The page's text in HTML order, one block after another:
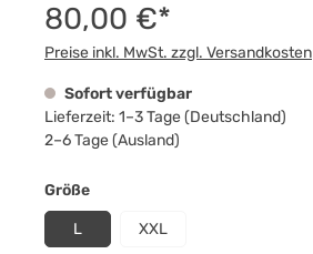
80,00 €*
Preise inkl. MwSt. zzgl. Versandkosten
Sofort verfügbar
Lieferzeit: 1–3 Tage (Deutschland)
2–6 Tage (Ausland)
Größeauswählen
L XXL